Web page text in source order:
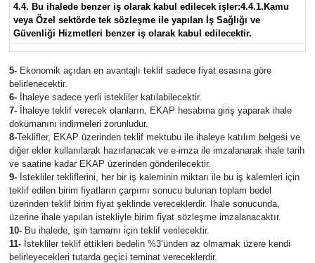
4.4. Bu ihalede benzer iş olarak kabul edilecek işler:4.4.1.Kamu
veya Özel sektörde tek sözleşme ile yapılan İş Sağlığı ve
Güvenliği Hizmetleri benzer iş olarak kabul edilecektir.
5-Ekonomik açıdan en avantajlı teklif sadece fiyat esasına göre
belirlenecektir.
6-İhaleye sadece yerli istekliler katılabilecektir.
7-İhaleye teklif verecek olanların, EKAP hesabına giriş yaparak ihale
dokümanını indirmeleri zorunludur.
8-Teklifler, EKAP üzerinden teklif mektubu ile ihaleye katılım belgesi ve
diğer ekler kullanılarak hazırlanacak ve e-imza ile imzalanarak ihale tarih
ve saatine kadar EKAP üzerinden gönderilecektir.
9-İstekliler tekliflerini, her bir iş kaleminin miktarı ile bu iş kalemleri için
teklif edilen birim fiyatların çarpımı sonucu bulunan toplam bedel
üzerinden teklif birim fiyat şeklinde vereceklerdir. İhale sonucunda,
üzerine ihale yapılan istekliyle birim fiyat sözleşme imzalanacaktır.
10-Bu ihalede, işin tamamı için teklif verilecektir.
11-İstekliler teklif ettikleri bedelin %3’ünden az olmamak üzere kendi
belirleyecekleri tutarda geçici teminat vereceklerdir.